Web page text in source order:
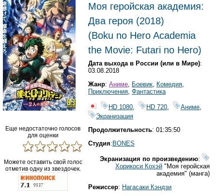
Еще недостаточно голосов
для оценки
Можете оставить свой голос
отметив одну из звездочек.
Моя геройская академия:
Два героя (2018)
(Boku no Hero Academia
the Movie: Futari no Hero)
Дата выхода в России (или в Мире):
03.08.2018
Жанр: Аниме Боевик Комедия
Приключения Фантастика
HD 1080 HD 720 Аниме
Экранизация
Продолжительность: 01:35:50
Студия: BONES
Экранизация по произведению:
Хорикоси Кохэй "Моя геройская
академия" (манга)
Режиссер: Нагасаки Кэндзи